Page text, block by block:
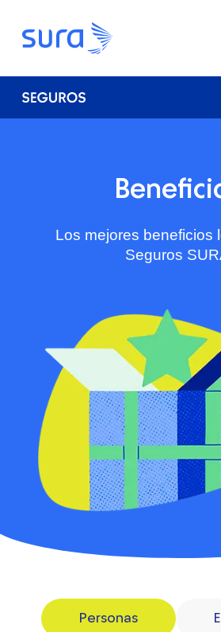
Los mejores beneficios
Seguros
Personas